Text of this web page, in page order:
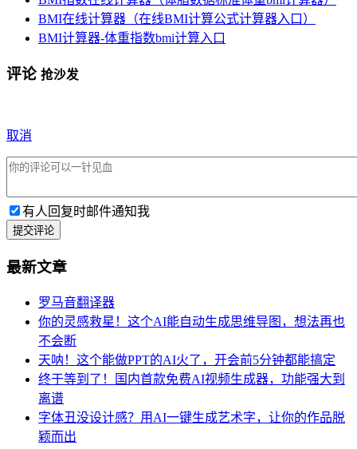
BMI在线计算器（在线BMI计算公式计算器入口）
BMI计算器-体重指数bmi计算入口
评论 抢沙发
取消
有人回复时邮件通知我
提交评论
最新文章
罗马音翻译器
你的灵感救星！这个AI能自动生成思维导图，想法再也
不会断
天呐！这个能做PPT的AI火了，开会前5分钟都能搞定
终于等到了！国内首款免费AI视频生成器，功能强大到
离谱
字体丑没设计感？用AI一键生成艺术字，让你的作品脱
颖而出